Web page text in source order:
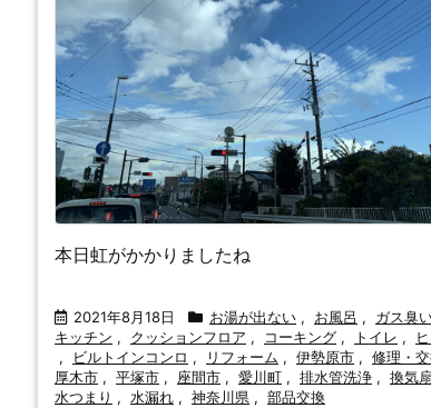
本日虹がかかりましたね
2021年8月18日 お湯が出ない , お風呂 , ガス臭
キッチン , クッションフロア , コーキング , トイレ ,
,
ビルトインコンロ , リフォーム , 伊勢原市 , 修理・
厚木市 , 平塚市 , 座間市 , 愛川町 , 排水管洗浄 , 換気扇
水つまり , 水漏れ , 神奈川県 , 部品交換